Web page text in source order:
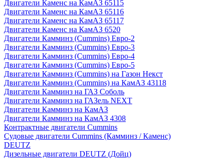
Двигатели Каменс на КамАЗ 65115
Двигатели Каменс на КамАЗ 65116
Двигатели Каменс на КамАЗ 65117
Двигатели Каменс на КамАЗ 6520
Двигатели Камминз (Cummins) Евро-2
Двигатели Камминз (Cummins) Евро-3
Двигатели Камминз (Cummins) Евро-4
Двигатели Камминз (Cummins) Евро-5
Двигатели Камминз (Cummins) на Газон Некст
Двигатели Камминз (Cummins) на КамАЗ 43118
Двигатели Камминз на ГАЗ Соболь
Двигатели Камминз на ГАЗель NEXT
Двигатели Камминз на КамАЗ
Двигатели Камминз на КамАЗ 4308
Контрактные двигатели Cummins
Судовые двигатели Cummins (Камминз / Каменс)
DEUTZ
Дизельные двигатели DEUTZ (Дойц)